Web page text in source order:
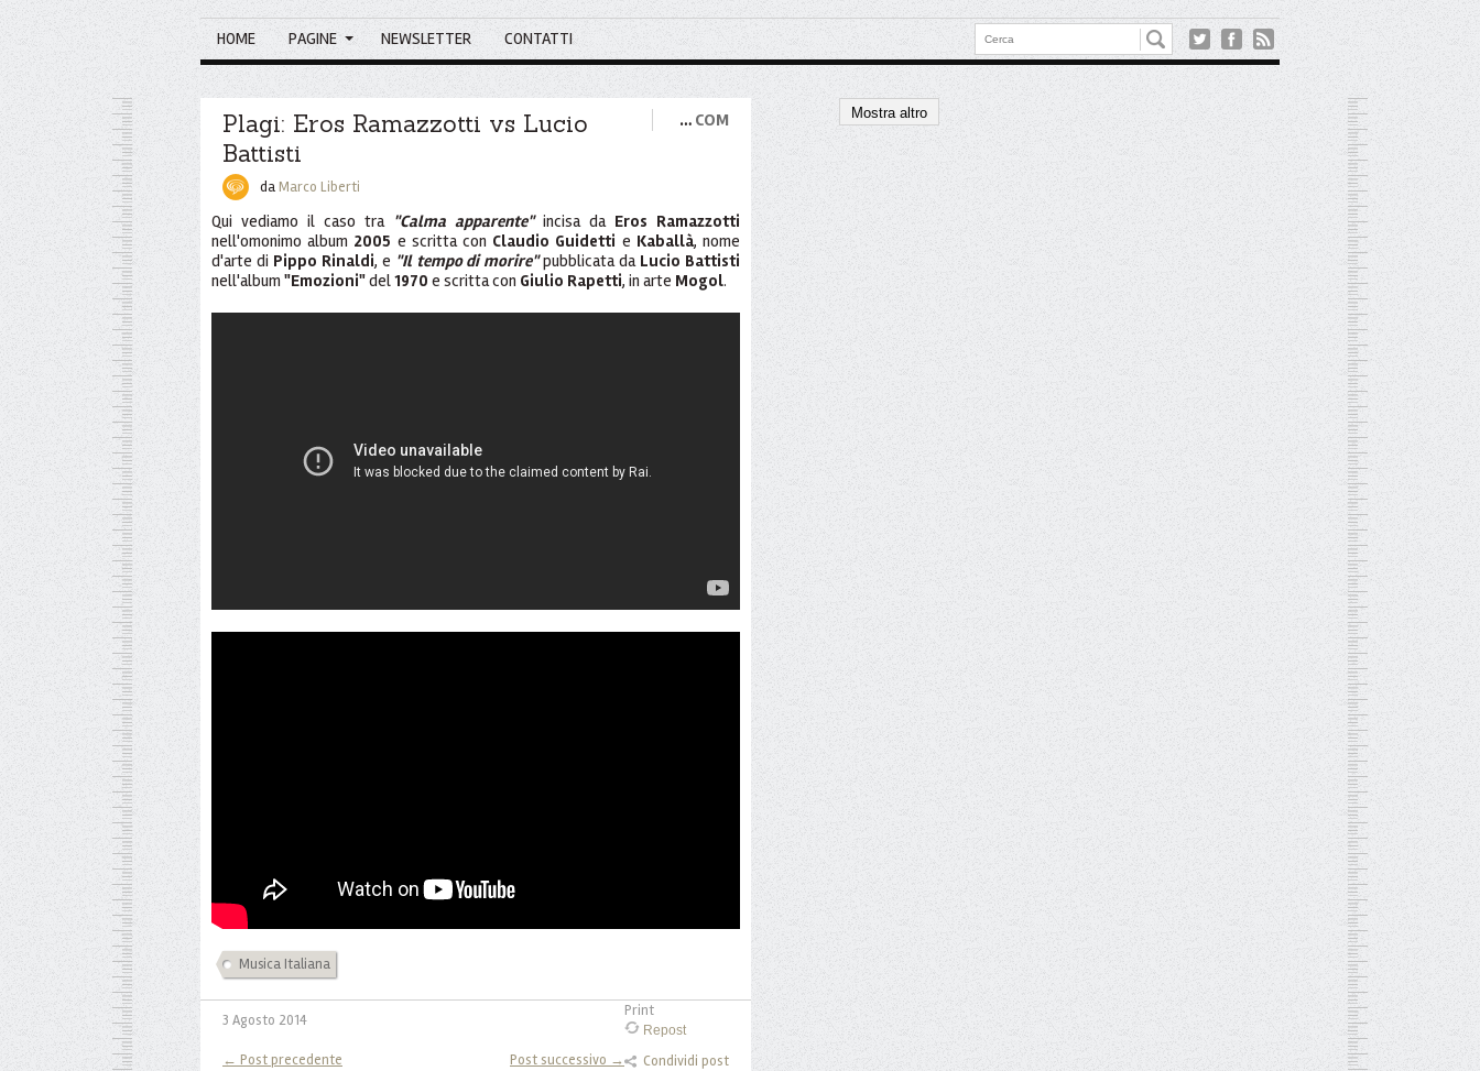
HOME PAGINE NEWSLETTER CONTATTI
Plagi: Eros Ramazzotti vs Lucio
Battisti
… COM
daMarco Liberti
Qui vediamo il caso tra "Calma apparente"incisa da Eros Ramazzotti
nell'omonimo album 2005 e scritta con Claudio Guidetti e Kaballà, nome
d'arte di Pippo Rinaldi, e "Il tempo di morire"pubblicata daLucio Battisti
nell'album "Emozioni"del1970 e scritta con Giulio Rapetti, in arte Mogol.
Musica Italiana
3 Agosto 2014
Print
Repost
Condividi post
← Post precedente Post successivo →
Mostra altro